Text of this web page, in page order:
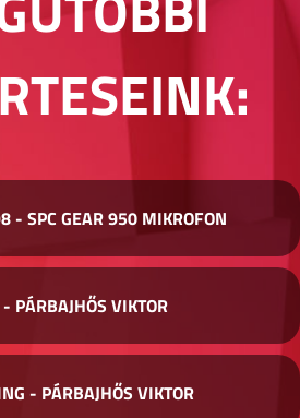
- SPC GEAR 950 MIKROFON
PÁRBAJHŐS VIKTOR
- PÁRBAJHŐS VIKTOR